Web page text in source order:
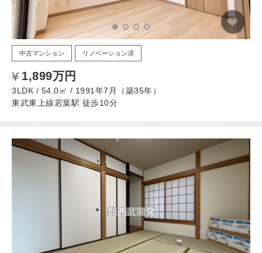
中古マンション リノベーション済
1,899万円
3LDK / 54.0㎡ / 1991年7月（築35年）
東武東上線若葉駅 徒歩10分